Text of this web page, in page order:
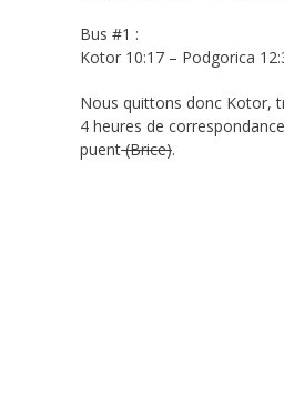
Bus #1 :
Kotor 10:17 – Podgorica
Nous quittons donc Kotor,
4 heures de
puent(Brice).